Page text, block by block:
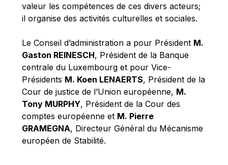
Paolo Mengozzi
Paschal Donohoe
Pat Cox
Patrizia Nanz
Philippe Maystadt
Pierre Gramegna
Richard Pelly
Robert Goebbels
Robert REYNDERS
valeur les compétences de ces divers acteurs;
il organise des activités culturelles et sociales.
Le Conseil d’administration a pour Président M.
Gaston REINESCH, Président de la Banque
centrale du Luxembourg et pour Vice-
Présidents M. Koen LENAERTS, Président de la
Cour de justice de l’Union européenne, M.
Tony MURPHY, Président de la Cour des
comptes européenne et M. Pierre
GRAMEGNA, Directeur Général du Mécanisme
européen de Stabilité.